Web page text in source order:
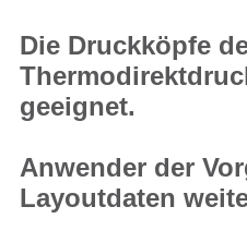
Die Druckköpfe
geeignet.
Anwender der
Layoutdaten